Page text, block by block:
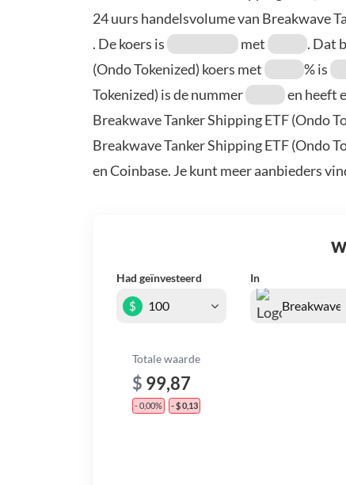
24 uurs handelsvolume van Breakwave
. De koers is
met
. Dat
(Ondo Tokenized) koers met
% is
Tokenized) is de nummer
en heeft
Breakwave Tanker Shipping ETF (Ondo
Breakwave Tanker Shipping ETF (Ondo
en Coinbase. Je kunt meer aanbieders
Had geïnvesteerd In
$
Totale waarde
$ 99,87
- 0,00% - $ 0,13